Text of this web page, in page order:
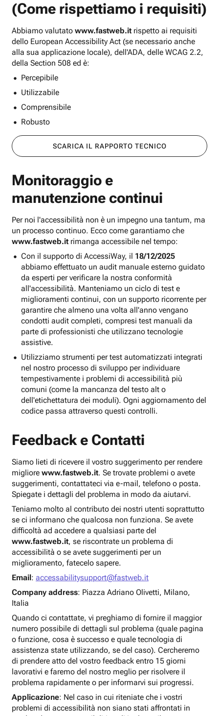
(Come rispettiamo i requisiti)
Abbiamo valutato www.fastweb.it rispetto ai requisiti
dello European Accessibility Act (se necessario anche
alla sua applicazione locale), dell'ADA, delle WCAG 2.2,
della Section 508 ed è:
Percepibile
Utilizzabile
Comprensibile
Robusto
SCARICA IL RAPPORTO TECNICO
Monitoraggio e
manutenzione continui
Per noi l'accessibilità non è un impegno una tantum, ma
un processo continuo. Ecco come garantiamo che
www.fastweb.it rimanga accessibile nel tempo:
Con il supporto di AccessiWay, il 18/12/2025
abbiamo effettuato un audit manuale esterno guidato
da esperti per verificare la nostra conformità
all'accessibilità. Manteniamo un ciclo di test e
miglioramenti continui, con un supporto ricorrente per
garantire che almeno una volta all'anno vengano
condotti audit completi, compresi test manuali da
parte di professionisti che utilizzano tecnologie
assistive.
Utilizziamo strumenti per test automatizzati integrati
nel nostro processo di sviluppo per individuare
tempestivamente i problemi di accessibilità più
comuni (come la mancanza del testo alt o
dell'etichettatura dei moduli). Ogni aggiornamento del
codice passa attraverso questi controlli.
Feedback e Contatti
Siamo lieti di ricevere il vostro suggerimento per rendere
migliore www.fastweb.it. Se trovate problemi o avete
suggerimenti, contattateci via e-mail, telefono o posta.
Spiegate i dettagli del problema in modo da aiutarvi.
Teniamo molto al contributo dei nostri utenti soprattutto
se ci informano che qualcosa non funziona. Se avete
difficoltà ad accedere a qualsiasi parte del
www.fastweb.it, se riscontrate un problema di
accessibilità o se avete suggerimenti per un
miglioramento, fatecelo sapere.
Email: accessabilitysupport@fastweb.it
Company address: Piazza Adriano Olivetti, Milano,
Italia
Quando ci contattate, vi preghiamo di fornire il maggior
numero possibile di dettagli sul problema (quale pagina
o funzione, cosa è successo e quale tecnologia di
assistenza state utilizzando, se del caso). Cercheremo
di prendere atto del vostro feedback entro 15 giorni
lavorativi e faremo del nostro meglio per risolvere il
problema rapidamente o per informarvi sui progressi.
Applicazione: Nel caso in cui riteniate che i vostri
problemi di accessibilità non siano stati affrontati in